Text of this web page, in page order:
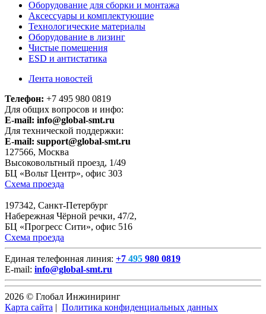
Оборудование для сборки и монтажа
Аксессуары и комплектующие
Технологические материалы
Оборудование в лизинг
Чистые помещения
ESD и антистатика
Лента новостей
Телефон: +7 495 980 0819
Для общих вопросов и инфо:
E-mail: info@global-smt.ru
Для технической поддержки:
E-mail: support@global-smt.ru
127566, Москва
Высоковольтный проезд, 1/49
БЦ «Вольт Центр», офис 303
Схема проезда
197342, Санкт-Петербург
Набережная Чёрной речки, 47/2,
БЦ «Прогресс Сити», офис 516
Схема проезда
Единая телефонная линия: +7 495 980 0819
E-mail: info@global-smt.ru
2026 © Глобал Инжиниринг
Карта сайта | Политика конфиденциальных данных